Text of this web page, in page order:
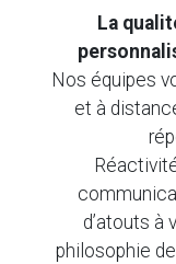
La
Nos équipes
et à
d’atouts à
philosophie